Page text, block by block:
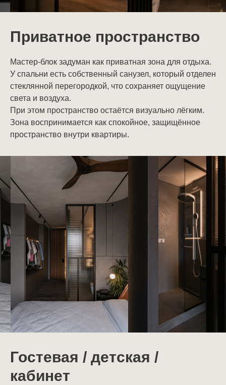
Приватное пространство
Мастер-блок задуман как приватная зона для отдыха.
У спальни есть собственный санузел, который отделен
стеклянной перегородкой, что сохраняет ощущение
света и воздуха.
При этом пространство остаётся визуально лёгким.
Зона воспринимается как спокойное, защищённое
пространство внутри квартиры.
Гостевая / детская /
кабинет